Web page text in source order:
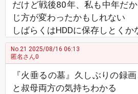
だけど戦後80年、私も中年だ
じ方が変わったかもしれない
しばらくはHDDに保存しとくか
No.21 2025/08/16 06:13
匿名さん0
『火垂るの墓』久しぶりの録
と叔母両方の気持ちわかる